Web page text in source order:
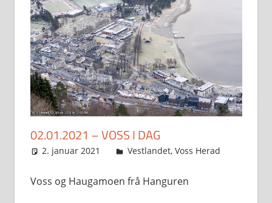
02.01.2021 – VOSS I DAG
2. januar 2021 Svein
Vestlandet, Voss Herad
Voss og Haugamoen frå Hanguren